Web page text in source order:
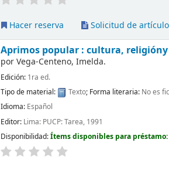
Hacer reserva Solicitud de artículo
Aprimos popular : cultura,
porVega-Centeno, Imelda.
Edición: 1ra ed.
Tipo de material:
Texto; Forma literaria: No es
Idioma: Español
Editor: Lima: PUCP: Tarea, 1991
Disponibilidad:Ítems disponibles para préstamo: